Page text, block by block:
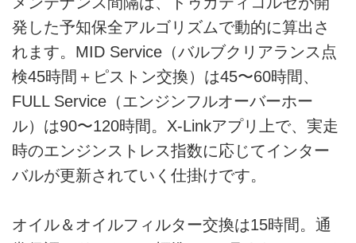
発した予知保全アルゴリズムで動的に算出さ
れます。MID Service（バルブクリアランス点
検45時間＋ピストン交換）は45〜60時間、
FULL Service（エンジンフルオーバーホー
ル）は90〜120時間。X-Linkアプリ上で、実走
時のエンジンストレス指数に応じてインター
バルが更新されていく仕掛けです。
オイル＆オイルフィルター交換は15時間。通